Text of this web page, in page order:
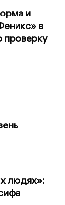
и
в
проверку
людях»: